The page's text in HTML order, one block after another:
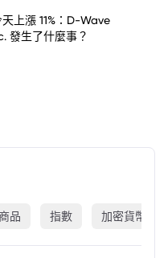
上漲 11%：D-Wave
發生了什麼事？
品 指數 加密貨幣